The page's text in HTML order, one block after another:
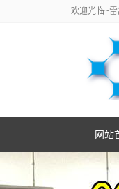
欢迎光临~
网站